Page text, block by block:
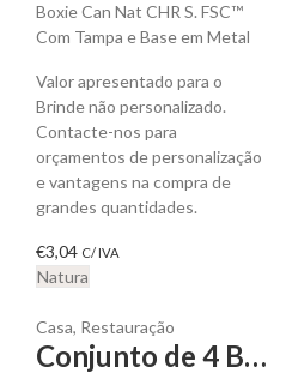
Boxie Can Nat CHR S. FSC™
Com Tampa e Base em Metal
Valor apresentado para o
Brinde não personalizado.
Contacte-nos para
orçamentos de personalização
e vantagens na compra de
grandes quantidades.
€3,04 C/ IVA
Natura
Casa, Restauração
Conjunto de 4 Bases Gauthier para Copos para personalizar